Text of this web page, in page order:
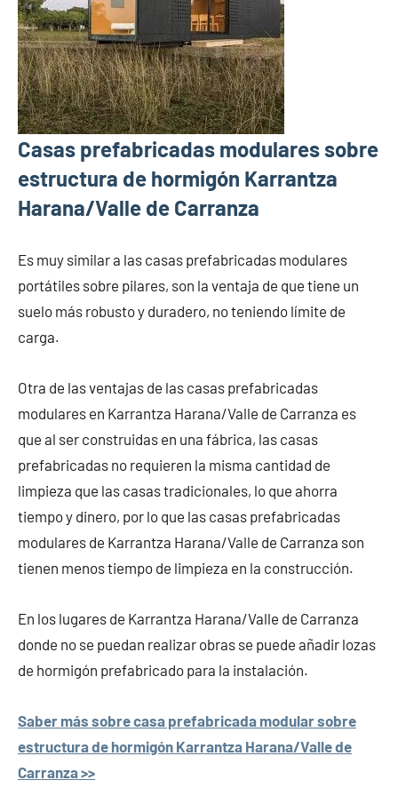
Casas prefabricadas modulares sobre
estructura de hormigón Karrantza
Harana/Valle de Carranza
Es muy similar a las casas prefabricadas modulares
portátiles sobre pilares, son la ventaja de que tiene un
suelo más robusto y duradero, no teniendo límite de
carga.
Otra de las ventajas de las casas prefabricadas
modulares en Karrantza Harana/Valle de Carranza es
que al ser construidas en una fábrica, las casas
prefabricadas no requieren la misma cantidad de
limpieza que las casas tradicionales, lo que ahorra
tiempo y dinero, por lo que las casas prefabricadas
modulares de Karrantza Harana/Valle de Carranza son
tienen menos tiempo de limpieza en la construcción.
En los lugares de Karrantza Harana/Valle de Carranza
donde no se puedan realizar obras se puede añadir lozas
de hormigón prefabricado para la instalación.
Saber más sobre casa prefabricada modular sobre
estructura de hormigón Karrantza Harana/Valle de
Carranza >>